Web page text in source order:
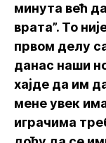
минута већ
врата”. То
првом делу
данас наши
хајде да им
мене увек
играчима